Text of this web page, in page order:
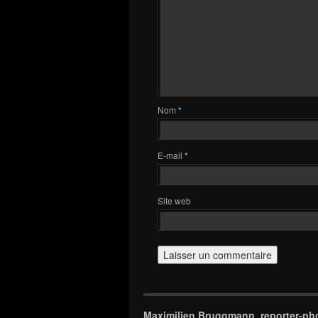
Nom *
E-mail *
Site web